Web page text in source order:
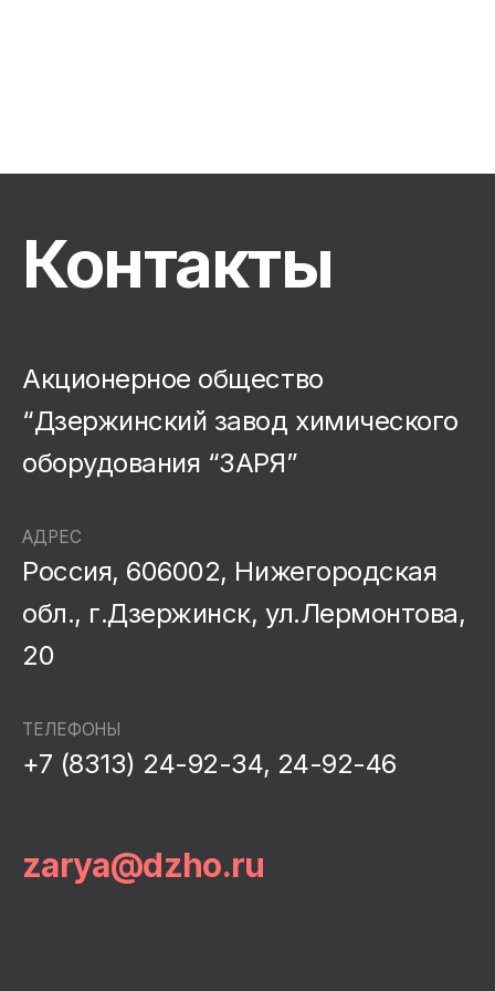
Контакты
Акционерное общество
“Дзержинский завод химического
оборудования “ЗАРЯ”
АДРЕС
Россия, 606002, Нижегородская
обл., г.Дзержинск, ул.Лермонтова,
20
ТЕЛЕФОНЫ
+7 (8313) 24-92-34, 24-92-46
zarya@dzho.ru